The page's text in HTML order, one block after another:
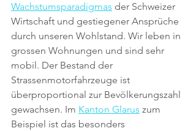
Wachstumsparadigmas der Schweizer
Wirtschaft und gestiegener Ansprüche
durch unseren Wohlstand. Wir leben in
grossen Wohnungen und sind sehr
mobil. Der Bestand der
Strassenmotorfahrzeuge ist
überproportional zur Bevölkerungszahl
gewachsen. Im Kanton Glarus zum
Beispiel ist das besonders